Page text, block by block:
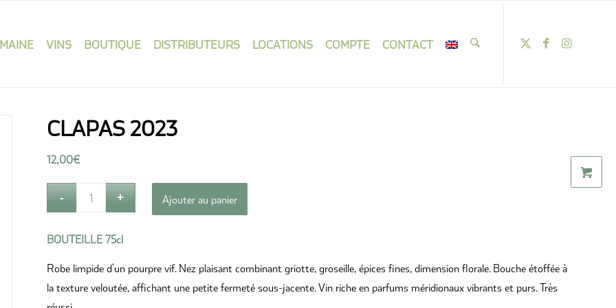
VINS BOUTIQUE DISTRIBUTEURS LOCATIONS COMPTE CONTACT
CLAPAS 2023
12,00€
Ajouter au panier
BOUTEILLE 75cl
Robe limpide d’un pourpre vif. Nez plaisant combinant griotte, groseille, épices fines, dimension florale. Bouche étoffée à
la texture veloutée, affichant une petite fermeté sous-jacente. Vin riche en parfums méridionaux vibrants et purs. Très